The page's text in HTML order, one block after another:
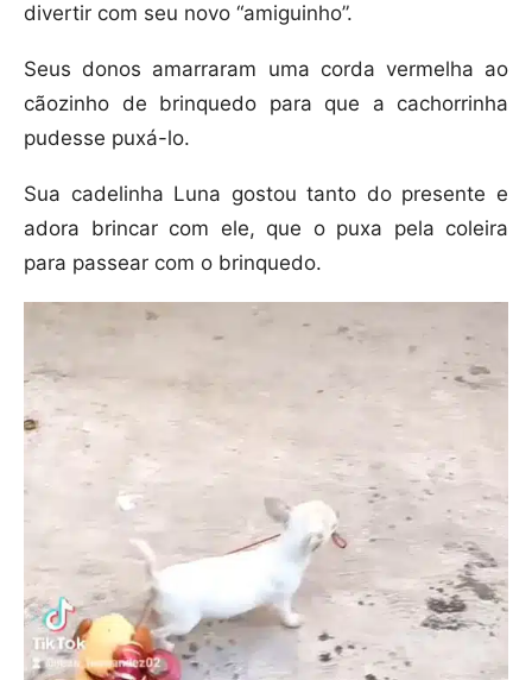
divertir com seu novo “amiguinho”.
Seus donos amarraram uma corda vermelha ao
cãozinho de brinquedo para que a cachorrinha
pudesse puxá-lo.
Sua cadelinha Luna gostou tanto do presente e
adora brincar com ele, que o puxa pela coleira
para passear com o brinquedo.